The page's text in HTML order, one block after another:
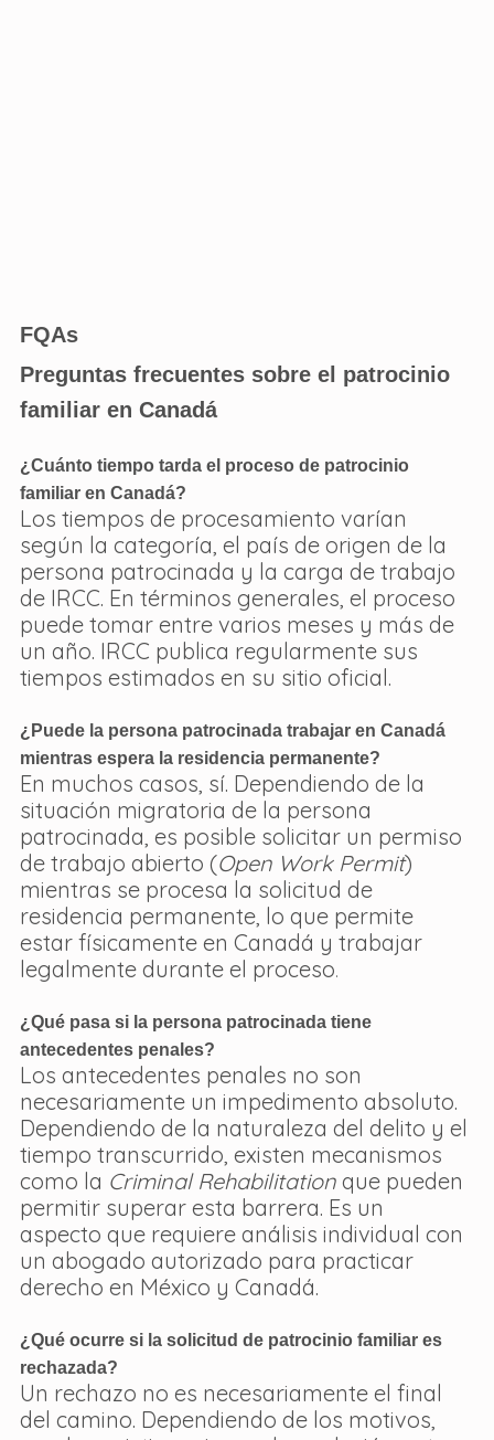
FQAs
Preguntas frecuentes sobre el patrocinio
familiar en Canadá
¿Cuánto tiempo tarda el proceso de patrocinio
familiar en Canadá?
Los tiempos de procesamiento varían
según la categoría, el país de origen de la
persona patrocinada y la carga de trabajo
de IRCC. En términos generales, el proceso
puede tomar entre varios meses y más de
un año. IRCC publica regularmente sus
tiempos estimados en su sitio oficial.
¿Puede la persona patrocinada trabajar en Canadá
mientras espera la residencia permanente?
En muchos casos, sí. Dependiendo de la
situación migratoria de la persona
patrocinada, es posible solicitar un permiso
de trabajo abierto (Open Work Permit)
mientras se procesa la solicitud de
residencia permanente, lo que permite
estar físicamente en Canadá y trabajar
legalmente durante el proceso.
¿Qué pasa si la persona patrocinada tiene
antecedentes penales?
Los antecedentes penales no son
necesariamente un impedimento absoluto.
Dependiendo de la naturaleza del delito y el
tiempo transcurrido, existen mecanismos
como la Criminal Rehabilitation que pueden
permitir superar esta barrera. Es un
aspecto que requiere análisis individual con
un abogado autorizado para practicar
derecho en México y Canadá.
¿Qué ocurre si la solicitud de patrocinio familiar es
rechazada?
Un rechazo no es necesariamente el final
del camino. Dependiendo de los motivos,